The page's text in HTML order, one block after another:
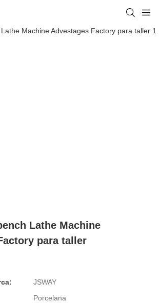
Lathe Machine
para taller
JSWAY
Porcelana